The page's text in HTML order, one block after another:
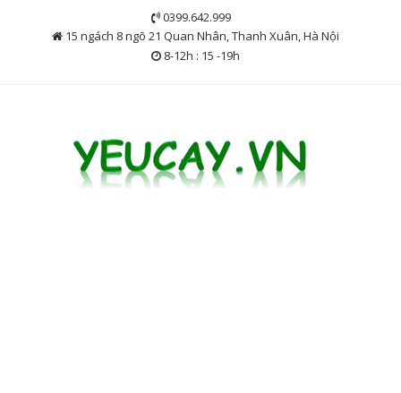
0399.642.999
15 ngách 8 ngõ 21 Quan Nhân, Thanh Xuân, Hà Nội
8-12h : 15 -19h